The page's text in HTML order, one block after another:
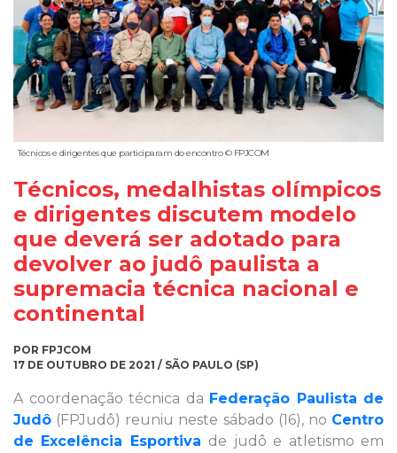
Técnicos e dirigentes que participaram do encontro © FPJCOM
Técnicos, medalhistas olímpicos
e dirigentes discutem modelo
que deverá ser adotado para
devolver ao judô paulista a
supremacia técnica nacional e
continental
POR FPJCOM
17 DE OUTUBRO DE 2021 / SÃO PAULO (SP)
A coordenação técnica da Federação Paulista de
Judô (FPJudô) reuniu neste sábado (16), no Centro
de Excelência Esportiva de judô e atletismo em